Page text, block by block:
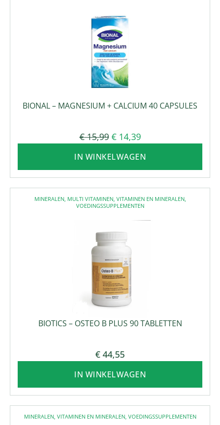
BIONAL – MAGNESIUM + CALCIUM 40 CAPSULES
€15,99 €14,39
IN WINKELWAGEN
MINERALEN, MULTI VITAMINEN, VITAMINEN EN MINERALEN,
VOEDINGSSUPPLEMENTEN
BIOTICS – OSTEO B PLUS 90 TABLETTEN
€ 44,55
IN WINKELWAGEN
MINERALEN, VITAMINEN EN MINERALEN, VOEDINGSSUPPLEMENTEN